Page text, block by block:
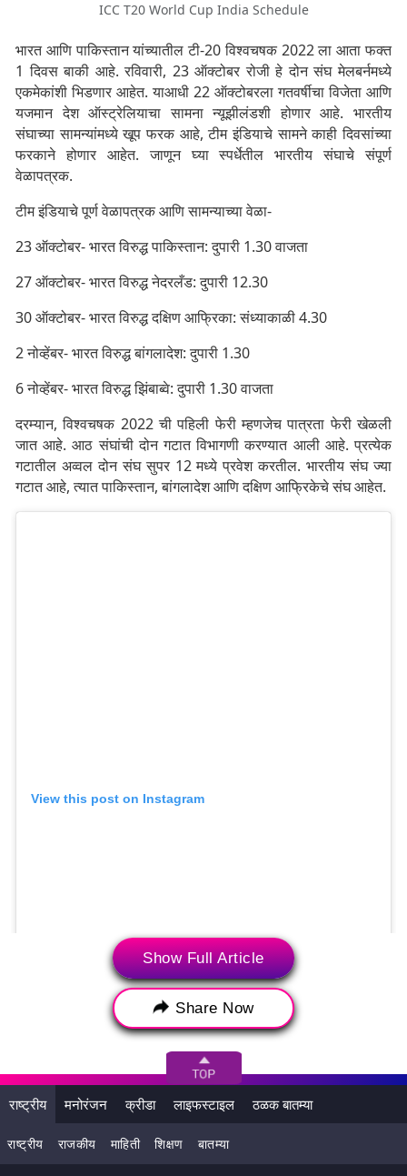
ICC T20 World Cup India Schedule
भारत आणि पाकिस्तान यांच्यातील टी-20 विश्वचषक 2022 ला आता फक्त
1 दिवस बाकी आहे. रविवारी, 23 ऑक्टोबर रोजी हे दोन संघ मेलबर्नमध्ये
एकमेकांशी भिडणार आहेत. याआधी 22 ऑक्टोबरला गतवर्षीचा विजेता आणि
यजमान देश ऑस्ट्रेलियाचा सामना न्यूझीलंडशी होणार आहे. भारतीय
संघाच्या सामन्यांमध्ये खूप फरक आहे, टीम इंडियाचे सामने काही दिवसांच्या
फरकाने होणार आहेत. जाणून घ्या स्पर्धेतील भारतीय संघाचे संपूर्ण
वेळापत्रक.
टीम इंडियाचे पूर्ण वेळापत्रक आणि सामन्याच्या वेळा-
23 ऑक्टोबर- भारत विरुद्ध पाकिस्तान: दुपारी 1.30 वाजता
27 ऑक्टोबर- भारत विरुद्ध नेदरलँड: दुपारी 12.30
30 ऑक्टोबर- भारत विरुद्ध दक्षिण आफ्रिका: संध्याकाळी 4.30
2 नोव्हेंबर- भारत विरुद्ध बांगलादेश: दुपारी 1.30
6 नोव्हेंबर- भारत विरुद्ध झिंबाब्वे: दुपारी 1.30 वाजता
दरम्यान, विश्वचषक 2022 ची पहिली फेरी म्हणजेच पात्रता फेरी खेळली
जात आहे. आठ संघांची दोन गटात विभागणी करण्यात आली आहे. प्रत्येक
गटातील अव्वल दोन संघ सुपर 12 मध्ये प्रवेश करतील. भारतीय संघ ज्या
गटात आहे, त्यात पाकिस्तान, बांगलादेश आणि दक्षिण आफ्रिकेचे संघ आहेत.
View this post on Instagram
A post shared by Team India (@indiancricketteam)
Show Full Article
Share Now
राष्ट्रीय मनोरंजन क्रीडा लाइफस्टाइल ठळक बातम्या
राष्ट्रीय राजकीय माहिती शिक्षण बातम्या